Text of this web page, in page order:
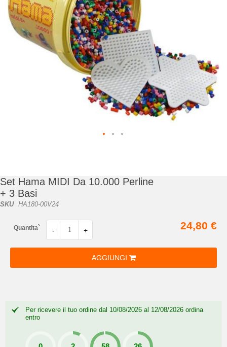
galleria
di
immagini
Set Hama MIDI Da 10.000 Perline
+ 3 Basi
SKU HA180-00V24
Quantita` - +
AGGIUNGI
24,80 €
Per ricevere il tuo ordine dal 10/08/2026 al 12/08/2026 ordina
entro